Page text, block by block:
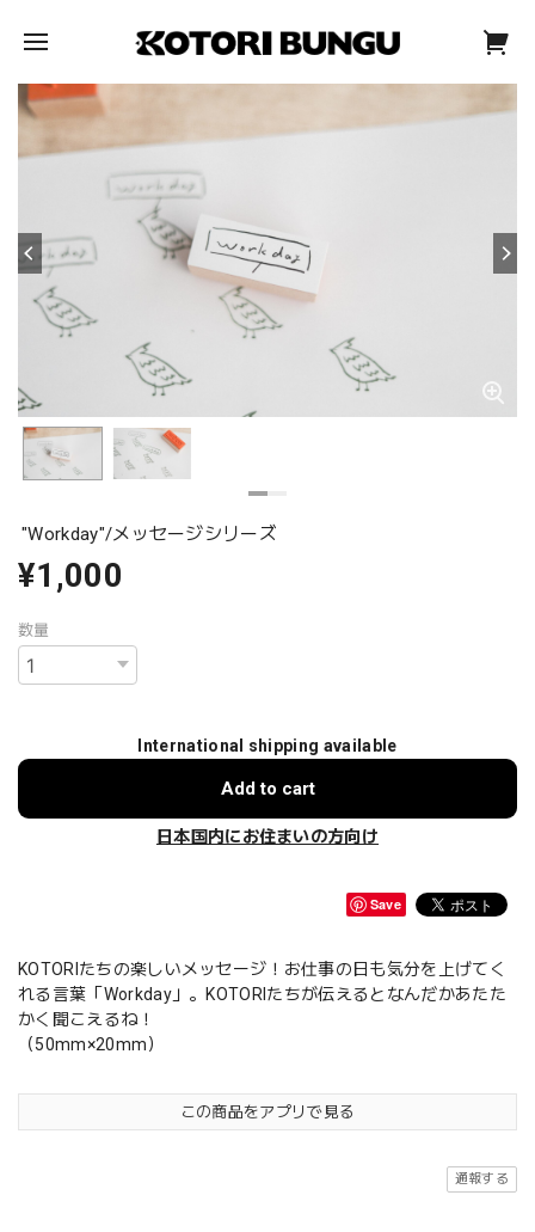
"Workday"/メッセージシリーズ
¥1,000
数量
International shipping available
Add to cart
日本国内にお住まいの方向け
Save
KOTORIたちの楽しいメッセージ！お仕事の日も気分を上げてく
れる言葉「Workday」。KOTORIたちが伝えるとなんだかあたた
かく聞こえるね！
（50mm×20mm）
この商品をアプリで見る
通報する